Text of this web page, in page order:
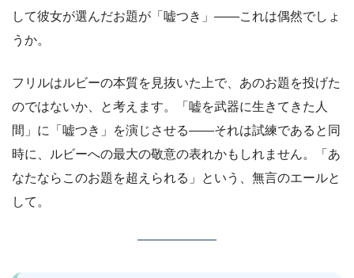
して彼女が選んだお題が「嘘つき」——これは偶然でしょ
うか。
フリルはルビーの本質を見抜いた上で、あのお題を投げた
のではないか、と考えます。「嘘を武器に生きてきた人
間」に「嘘つき」を演じさせる——それは試練であると同
時に、ルビーへの最大の敬意の表れかもしれません。「あ
なたならこのお題を超えられる」という、無言のエールと
して。